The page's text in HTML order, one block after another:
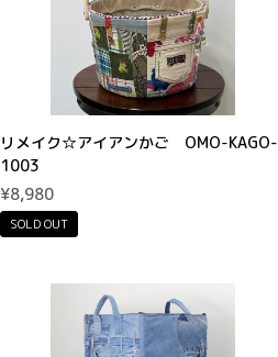
リメイク☆アイアンかご OMO-KAGO-
1003
¥8,980
SOLD OUT